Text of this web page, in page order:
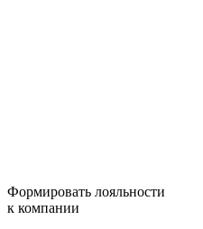
Формировать лояльности
к компании